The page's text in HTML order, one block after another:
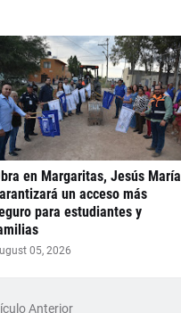
en Margaritas, Jesús María
un acceso más
para estudiantes y
05, 2026
Anterior